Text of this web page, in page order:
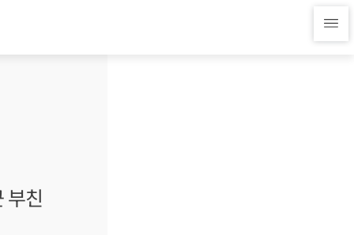
부친